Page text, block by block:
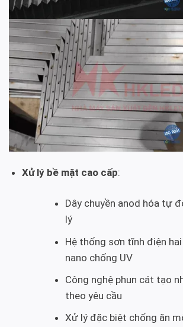
Xử lý bề mặt cao cấp:
Dây chuyền anod hóa tự
lý
Hệ thống sơn tĩnh điện
nano chống UV
Công nghệ phun cát tạo
theo yêu cầu
Xử lý đặc biệt chống ăn